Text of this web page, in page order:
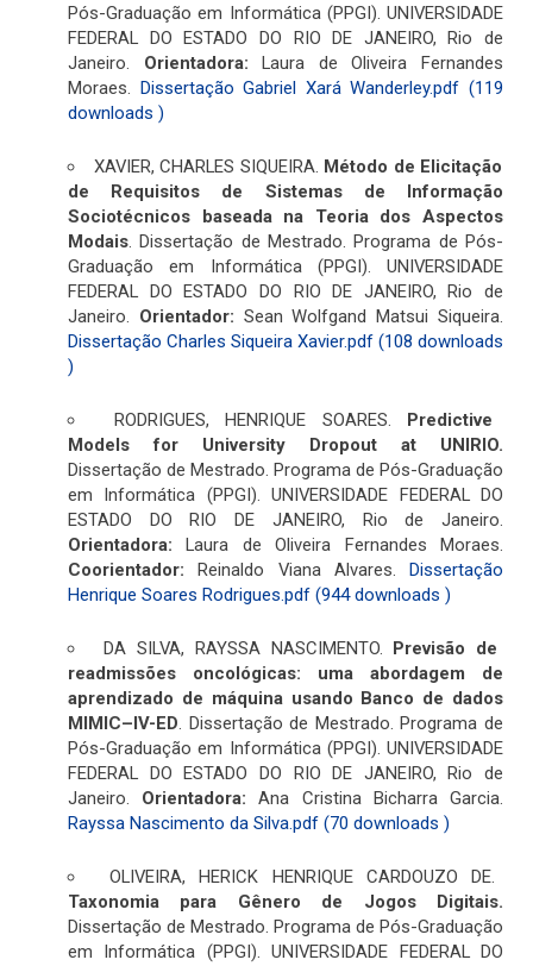
Pós-Graduação em Informática (PPGI). UNIVERSIDADE
FEDERAL DO ESTADO DO RIO DE JANEIRO, Rio de
Janeiro. Orientadora: Laura de Oliveira Fernandes
Moraes. Dissertação Gabriel Xará Wanderley.pdf (119
downloads )
XAVIER, CHARLES SIQUEIRA. Método de Elicitação
de Requisitos de Sistemas de Informação
Sociotécnicos baseada na Teoria dos Aspectos
Modais . Dissertação de Mestrado. Programa de Pós-
Graduação em Informática (PPGI). UNIVERSIDADE
FEDERAL DO ESTADO DO RIO DE JANEIRO, Rio de
Janeiro. Orientador: Sean Wolfgand Matsui Siqueira.
Dissertação Charles Siqueira Xavier.pdf (108 downloads
)
RODRIGUES, HENRIQUE SOARES. Predictive
Models for University Dropout at UNIRIO.
Dissertação de Mestrado. Programa de Pós-Graduação
em Informática (PPGI). UNIVERSIDADE FEDERAL DO
ESTADO DO RIO DE JANEIRO, Rio de Janeiro.
Orientadora: Laura de Oliveira Fernandes Moraes.
Coorientador: Reinaldo Viana Alvares. Dissertação
Henrique Soares Rodrigues.pdf (944 downloads )
DA SILVA, RAYSSA NASCIMENTO. Previsão de
readmissões oncológicas: uma abordagem de
aprendizado de máquina usando Banco de dados
MIMIC–IV-ED . Dissertação de Mestrado. Programa de
Pós-Graduação em Informática (PPGI). UNIVERSIDADE
FEDERAL DO ESTADO DO RIO DE JANEIRO, Rio de
Janeiro. Orientadora: Ana Cristina Bicharra Garcia.
Rayssa Nascimento da Silva.pdf (70 downloads )
OLIVEIRA, HERICK HENRIQUE CARDOUZO DE.
Taxonomia para Gênero de Jogos Digitais.
Dissertação de Mestrado. Programa de Pós-Graduação
em Informática (PPGI). UNIVERSIDADE FEDERAL DO